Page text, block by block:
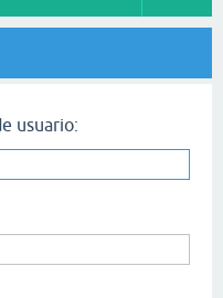
usuario: